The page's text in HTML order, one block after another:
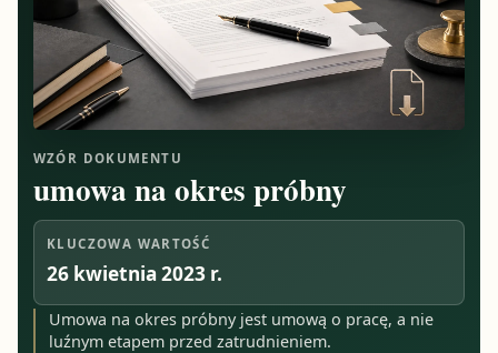
WZÓR DOKUMENTU
umowa na okres próbny
KLUCZOWA WARTOŚĆ
26 kwietnia 2023 r.
Umowa na okres próbny jest umową o pracę, a nie
luźnym etapem przed zatrudnieniem.